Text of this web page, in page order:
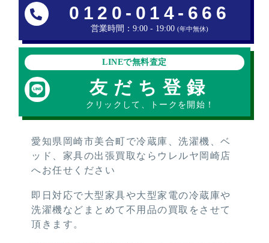
0120-014-666
営業時間：9:00 - 19:00 (年中無休)
LINEで無料査定
友だち登録
クリックして、トークを開始！
愛知県岡崎市美合町で冷蔵庫、洗濯機、ベ
ッド、家具の出張買取ならウレルヤ岡崎店
へお任せください
即日対応で大型家具や大型家電の冷蔵庫や
洗濯機などまとめて不用品の買取をさせて
頂きます。